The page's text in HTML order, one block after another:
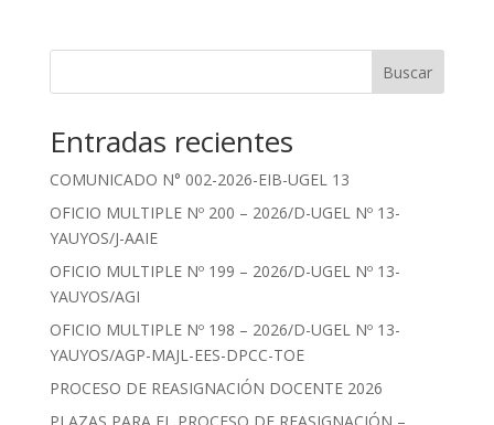
Buscar
Entradas recientes
COMUNICADO N° 002-2026-EIB-UGEL 13
OFICIO MULTIPLE Nº 200 – 2026/D-UGEL Nº 13-
YAUYOS/J-AAIE
OFICIO MULTIPLE Nº 199 – 2026/D-UGEL Nº 13-
YAUYOS/AGI
OFICIO MULTIPLE Nº 198 – 2026/D-UGEL Nº 13-
YAUYOS/AGP-MAJL-EES-DPCC-TOE
PROCESO DE REASIGNACIÓN DOCENTE 2026